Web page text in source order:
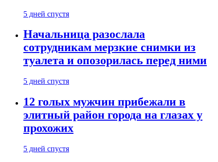
5 дней спустя
Начальница разослала
сотрудникам мерзкие снимки из
туалета и опозорилась перед ними
5 дней спустя
12 голых мужчин прибежали в
элитный район города на глазах у
прохожих
5 дней спустя